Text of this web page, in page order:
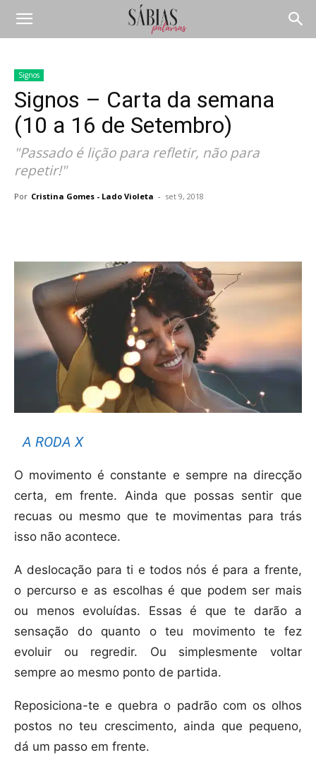
Signos
Signos – Carta da semana
(10 a 16 de Setembro)
"Passado é lição para refletir, não para
repetir!"
Por Cristina Gomes - Lado Violeta - set 9, 2018
A RODA X
O movimento é constante e sempre na direcção
certa, em frente. Ainda que possas sentir que
recuas ou mesmo que te movimentas para trás
isso não acontece.
A deslocação para ti e todos nós é para a frente,
o percurso e as escolhas é que podem ser mais
ou menos evoluídas. Essas é que te darão a
sensação do quanto o teu movimento te fez
evoluir ou regredir. Ou simplesmente voltar
sempre ao mesmo ponto de partida.
Reposiciona-te e quebra o padrão com os olhos
postos no teu crescimento, ainda que pequeno,
dá um passo em frente.